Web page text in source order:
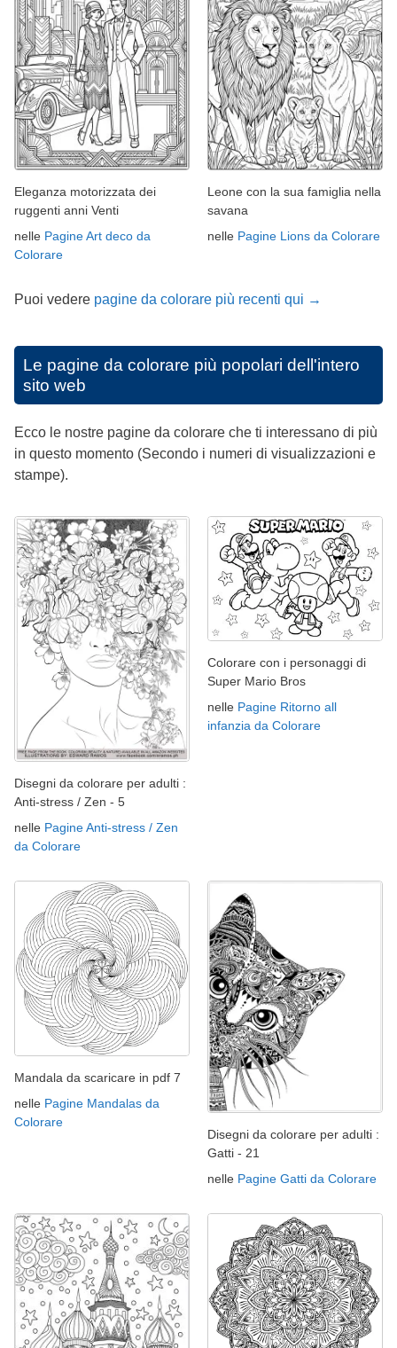
Eleganza motorizzata dei
ruggenti anni Venti
nelle Pagine Art deco da
Colorare
Leone con la sua famiglia nella
savana
nelle Pagine Lions da Colorare
Puoi vedere pagine da colorare più recenti qui →
Le pagine da colorare più popolari dell'intero
sito web
Ecco le nostre pagine da colorare che ti interessano di più
in questo momento (Secondo i numeri di visualizzazioni e
stampe).
Disegni da colorare per adulti :
Anti-stress / Zen - 5
nelle Pagine Anti-stress / Zen
da Colorare
Colorare con i personaggi di
Super Mario Bros
nelle Pagine Ritorno all
infanzia da Colorare
Mandala da scaricare in pdf 7
nelle Pagine Mandalas da
Colorare
Disegni da colorare per adulti :
Gatti - 21
nelle Pagine Gatti da Colorare